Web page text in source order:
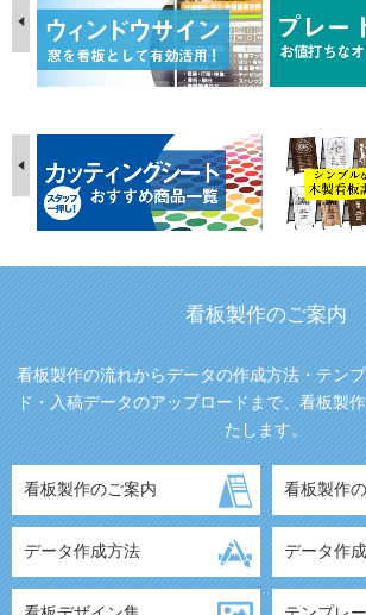
看板製作のご案内
看板製作の流れからデータの作成方法・テン
ド・入稿データのアップロードまで、看板製
たします。
看板製作のご案内 看板製作
データ作成方法 データ作